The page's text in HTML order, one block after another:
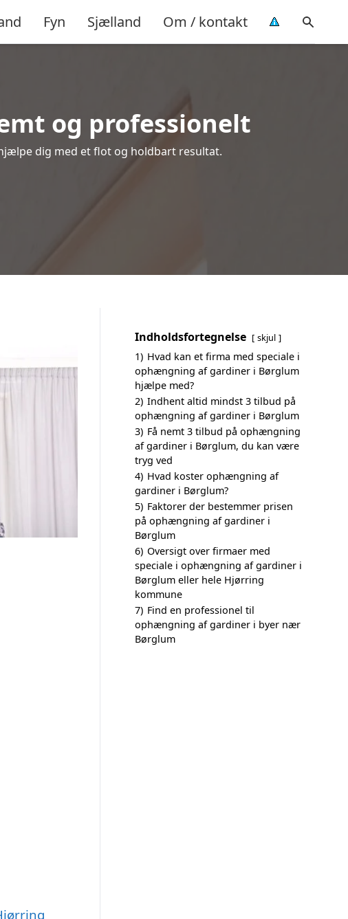
Fyn Sjælland Om / kontakt
og professionelt
dig med et flot og holdbart resultat.
Indholdsfortegnelse skjul
1) Hvad kan et firma med speciale i
ophængning af gardiner i Børglum
hjælpe med?
2) Indhent altid mindst 3 tilbud på
ophængning af gardiner i Børglum
3) Få nemt 3 tilbud på ophængning
af gardiner i Børglum, du kan være
tryg ved
4) Hvad koster ophængning af
gardiner i Børglum?
5) Faktorer der bestemmer prisen
på ophængning af gardiner i
Børglum
6) Oversigt over firmaer med
speciale i ophængning af gardiner i
Børglum eller hele Hjørring
kommune
7) Find en professionel til
ophængning af gardiner i byer nær
Børglum